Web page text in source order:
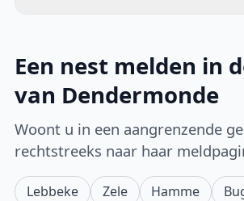
Een nest melden in
van Dendermonde
Woont u in een aangrenzende
rechtstreeks naar haar
Lebbeke Zele Hamme